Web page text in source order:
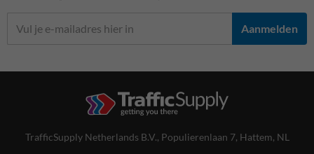
Aanmelden
TrafficSupply Netherlands B.V., Populierenlaan 7, Hattem, NL